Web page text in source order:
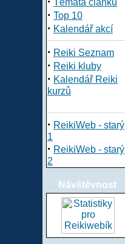
Témata článků
· Top 10
· Kalendář akcí
· Reiki Seznam
· Reiki kluby
· Kalendář Reiki
kurzů
· ReikiWeb - starý
1
· ReikiWeb - starý
2
Návštěvnost